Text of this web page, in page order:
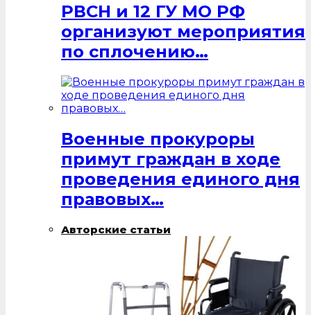
РВСН и 12 ГУ МО РФ
организуют мероприятия
по сплочению…
Военные прокуроры
примут граждан в ходе
проведения единого дня
правовых…
Авторские статьи